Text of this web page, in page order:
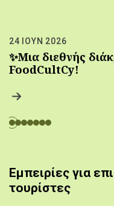
24 ΙΟΥΝ 2026
✨Μια διεθνής
FoodCultCy!
Εμπειρίες για
τουρίστες